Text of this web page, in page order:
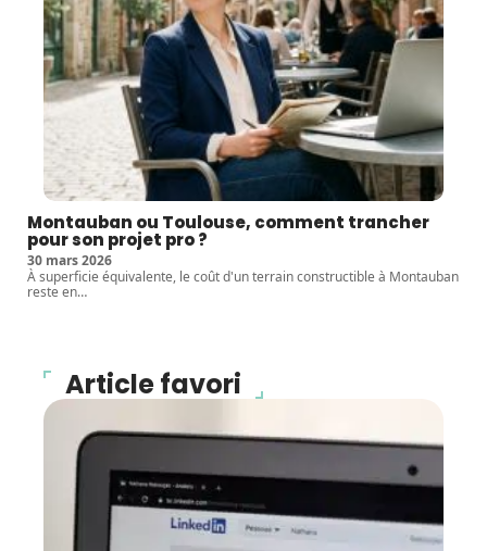
Montauban ou Toulouse, comment trancher
pour son projet pro ?
30 mars 2026
À superficie équivalente, le coût d'un terrain constructible à Montauban
reste en…
Article favori